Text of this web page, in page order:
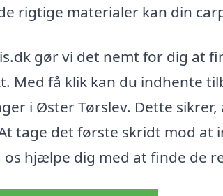
rigtige materialer kan din
gør vi det nemt for dig at
Med få klik kan du indhente
i Øster Tørslev. Dette
tage det første skridt mod
hjælpe dig med at finde de